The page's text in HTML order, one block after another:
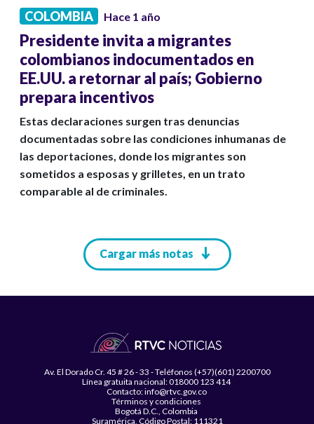
COLOMBIA Hace 1 año
Presidente invita a migrantes
colombianos indocumentados en
EE.UU. a retornar al país; Gobierno
prepara incentivos
Estas declaraciones surgen tras denuncias
documentadas sobre las condiciones inhumanas de
las deportaciones, donde los migrantes son
sometidos a esposas y grilletes, en un trato
comparable al de criminales.
Cargar más notas
Av. El Dorado Cr. 45 # 26 - 33 - Teléfonos (+57)(601) 2200700
Línea gratuita nacional: 018000 123 414
Contacto: info@rtvc.gov.co
Términos y condiciones
Bogotá D.C., Colombia
Suramérica, Código Postal: 111321